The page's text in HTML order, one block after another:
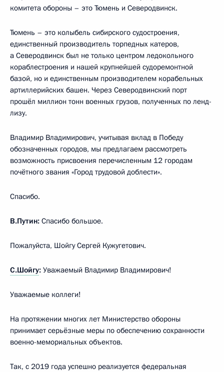
комитета обороны – это Тюмень и Северодвинск.
Тюмень – это колыбель сибирского судостроения,
единственный производитель торпедных катеров,
а Северодвинск был не только центром ледокольного
кораблестроения и нашей крупнейшей судоремонтной
базой, но и единственным производителем корабельных
артиллерийских башен. Через Северодвинский порт
прошёл миллион тонн военных грузов, полученных по ленд-
лизу.
Владимир Владимирович, учитывая вклад в Победу
обозначенных городов, мы предлагаем рассмотреть
возможность присвоения перечисленным 12 городам
почётного звания «Город трудовой доблести».
Спасибо.
В.Путин: Спасибо большое.
Пожалуйста, Шойгу Сергей Кужугетович.
С.Шойгу: Уважаемый Владимир Владимирович!
Уважаемые коллеги!
На протяжении многих лет Министерство обороны
принимает серьёзные меры по обеспечению сохранности
военно-мемориальных объектов.
Так, с 2019 года успешно реализуется федеральная